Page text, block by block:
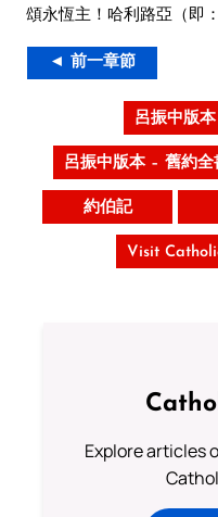
頌永恆主！哈利路亞（即
◄ 前一章節
呂振中版
呂振中版本 – 舊約全
約伯記
Visit
Explore articles